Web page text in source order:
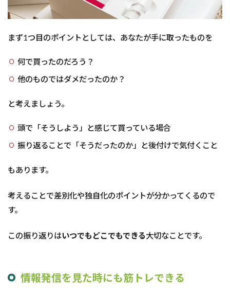
まず1つ目のポイントとしては、あなたが手に取ったものを
何で買ったのだろう？
他のものではダメだったのか？
と考えましょう。
頭で「そうしよう」と感じて買っている場合
振り返ることで「そうだったのか」と後付けで気付くこと
もあります。
考えることで差別化や独自化のポイントが分かってくるので
す。
この振り返りはいつでもどこでもできる大切なことです。
情報発信を見た時にも筋トレできる